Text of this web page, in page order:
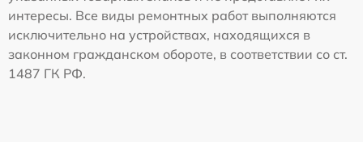
интересы. Все виды ремонтных работ выполняются
исключительно на устройствах, находящихся в
законном гражданском обороте, в соответствии со ст.
1487 ГК РФ.